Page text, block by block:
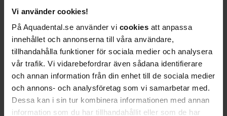
Vi använder cookies!
På Aquadental.se använder vi cookies att anpassa
innehållet och annonserna till våra användare,
tillhandahålla funktioner för sociala medier och analysera
vår trafik. Vi vidarebefordrar även sådana identifierare
och annan information från din enhet till de sociala medier
och annons- och analysföretag som vi samarbetar med.
Dessa kan i sin tur kombinera informationen med annan
information som du har tillhandahållit eller som de har
Mer om tandreglering
Tandreglering Priser